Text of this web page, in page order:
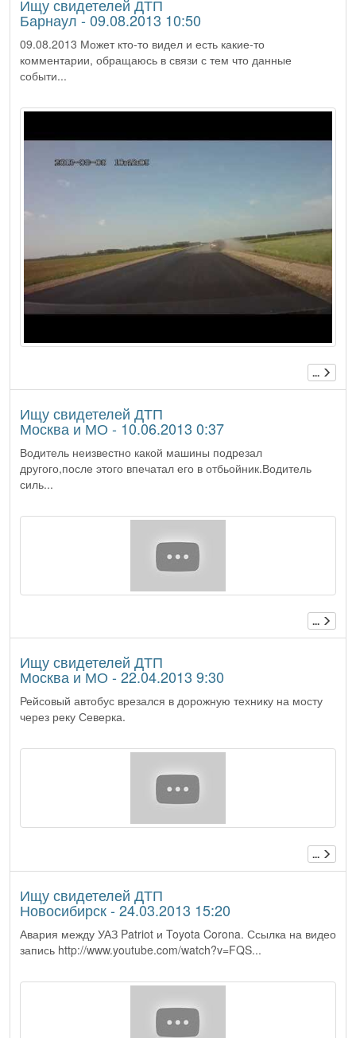
Ищу свидетелей ДТП
Барнаул - 09.08.2013 10:50
09.08.2013 Может кто-то видел и есть какие-то
комментарии, обращаюсь в связи с тем что данные
событи...
...
Ищу свидетелей ДТП
Москва и МО - 10.06.2013 0:37
Водитель неизвестно какой машины подрезал
другого,после этого впечатал его в отбьойник.Водитель
силь...
...
Ищу свидетелей ДТП
Москва и МО - 22.04.2013 9:30
Рейсовый автобус врезался в дорожную технику на мосту
через реку Северка.
...
Ищу свидетелей ДТП
Новосибирск - 24.03.2013 15:20
Авария между УАЗ Patriot и Toyota Corona. Ссылка на видео
запись http://www.youtube.com/watch?v=FQS...